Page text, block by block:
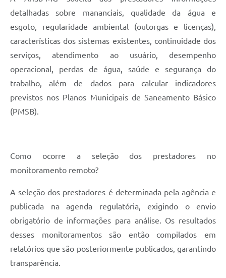
detalhadas sobre mananciais, qualidade da água e
esgoto, regularidade ambiental (outorgas e licenças),
características dos sistemas existentes, continuidade dos
serviços, atendimento ao usuário, desempenho
operacional, perdas de água, saúde e segurança do
trabalho, além de dados para calcular indicadores
previstos nos Planos Municipais de Saneamento Básico
(PMSB).
Como ocorre a seleção dos prestadores no
monitoramento remoto?
A seleção dos prestadores é determinada pela agência e
publicada na agenda regulatória, exigindo o envio
obrigatório de informações para análise. Os resultados
desses monitoramentos são então compilados em
relatórios que são posteriormente publicados, garantindo
transparência.